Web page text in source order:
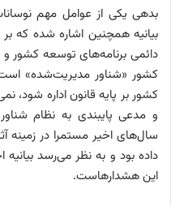
کشور «شناور مدیریت‌شده»
کشور بر پایه قانون اداره شود،
و مدعی پایبندی به نظام
سال‌های اخیر مستمرا در زمینه
داده بود و به نظر می‌رسد بیانیه
این هشدارهاست.